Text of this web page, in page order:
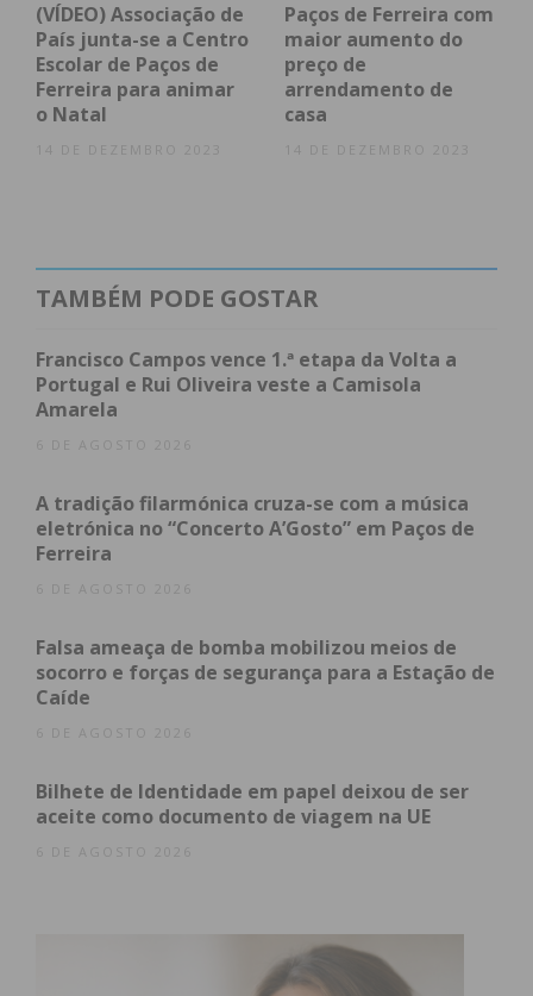
(VÍDEO) Associação de
País junta-se a Centro
Escolar de Paços de
Ferreira para animar
o Natal
14 DE DEZEMBRO 2023
Paços de Ferreira com
maior aumento do
preço de
arrendamento de
casa
14 DE DEZEMBRO 2023
TAMBÉM PODE GOSTAR
Francisco Campos vence 1.ª etapa da Volta a
Portugal e Rui Oliveira veste a Camisola
Amarela
6 DE AGOSTO 2026
A tradição filarmónica cruza-se com a música
eletrónica no “Concerto A’Gosto” em Paços de
Ferreira
6 DE AGOSTO 2026
Falsa ameaça de bomba mobilizou meios de
socorro e forças de segurança para a Estação de
Caíde
6 DE AGOSTO 2026
Bilhete de Identidade em papel deixou de ser
aceite como documento de viagem na UE
6 DE AGOSTO 2026